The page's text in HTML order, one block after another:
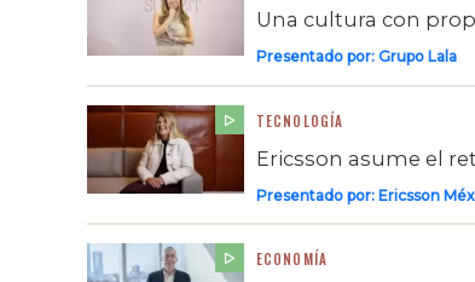
Una cultura con
Presentado por: Grupo Lala
TECNOLOGÍA
Ericsson asume el
Presentado por: Ericsson
ECONOMÍA